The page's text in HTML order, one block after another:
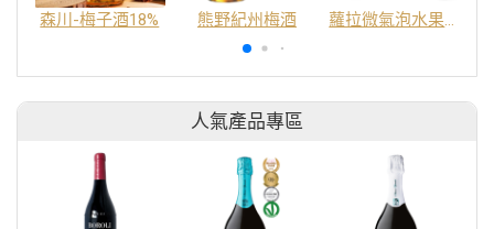
森川-梅子酒18% 熊野紀州梅酒 蘿拉微氣泡水果酒
人氣產品專區